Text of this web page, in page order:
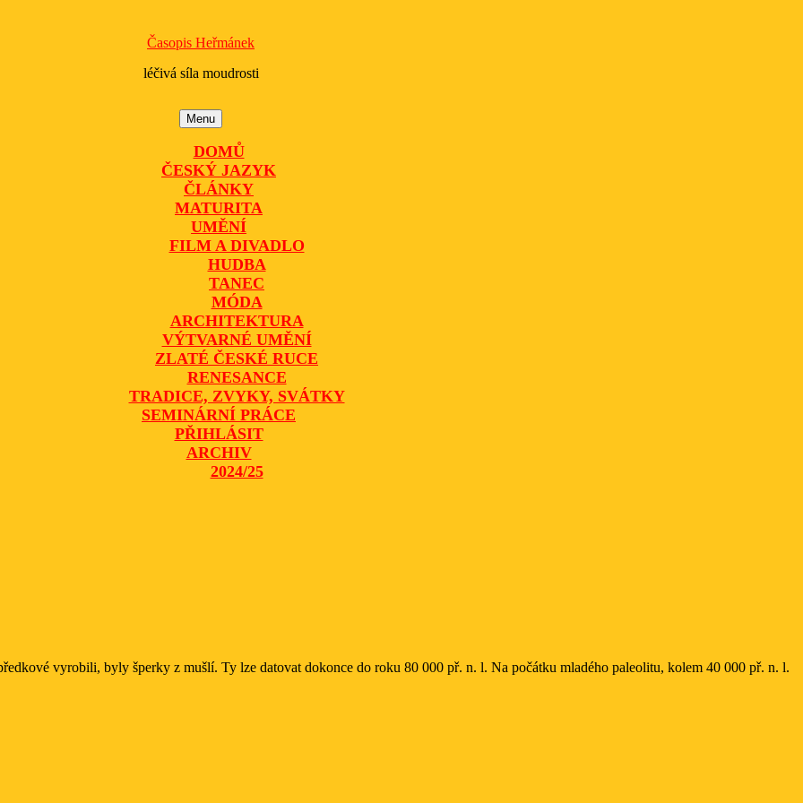
Časopis Heřmánek
léčivá síla moudrosti
MenuMenu
DOMŮ
ČESKÝ JAZYK
ČLÁNKY
MATURITA
UMĚNÍ
FILM A DIVADLO
HUDBA
TANEC
MÓDA
ARCHITEKTURA
VÝTVARNÉ UMĚNÍ
ZLATÉ ČESKÉ RUCE
RENESANCE
TRADICE, ZVYKY, SVÁTKY
SEMINÁRNÍ PRÁCE
PŘIHLÁSIT
ARCHIV
2024/25